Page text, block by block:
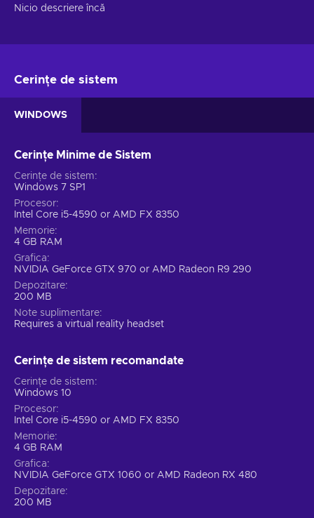
Nicio descriere încă
Cerințe de sistem
WINDOWS
Cerințe Minime de Sistem
Cerințe de sistem
Windows 7 SP1
Procesor
Intel Core i5-4590 or AMD FX 8350
Memorie
4 GB RAM
Grafica
NVIDIA GeForce GTX 970 or AMD Radeon R9 290
Depozitare
200 MB
Note suplimentare
Requires a virtual reality headset
Cerințe de sistem recomandate
Cerințe de sistem
Windows 10
Procesor
Intel Core i5-4590 or AMD FX 8350
Memorie
4 GB RAM
Grafica
NVIDIA GeForce GTX 1060 or AMD Radeon RX 480
Depozitare
200 MB